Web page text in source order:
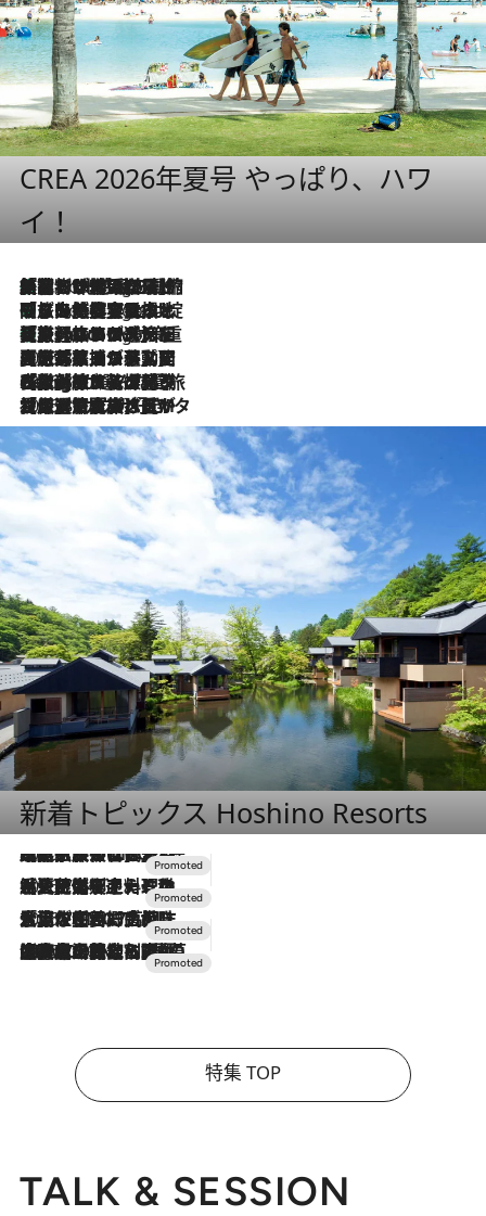
CREA 2026年夏号 やっぱり、ハワ
イ！
9 Hours Ago
「荷物が増えるほど旅ストレスは増す」美容ジャーナリストがたどり着いた最終結論。“化粧品を劇的に減らす”感動の凝縮美容とは
9 Hours Ago
「旅先には金髪ウィッグを持参」日本と同じメイクでは損してる!? 美容ジャーナリストが提案する“掟破りの旅美容”とは
9 Hours Ago
【厳選旅コスメ】「身軽さ＆UV対策重視！」ヘアアーティストshucoが選んだ夏旅ベストコスメを発表【Mサイズジップ】
2026.8.5
【厳選旅コスメ】国内をあちこち移動する河井菜摘が選んだ夏旅ベストコスメ発表！「リラックスアイテムはマスト」【Mサイズジップ】
2026.8.4
【厳選旅コスメ】「紫外線＆乾燥対策しながらメイク感も！」ヘア＆メイクGeorgeが選んだ夏旅ベストコスメを発表！【Mサイズジップ】
2026.8.3
【厳選旅コスメ】「保湿もタイパ重視！」“サウナ好き”タレント清水みさとが愛用する夏旅ベストコスメを発表！【Mサイズジップ】
新着トピックス Hoshino Resorts
2026.7.31
【ホテル帰省】という選択肢をOMOが提案。家族とほどよい距離を保つには「昼は実家、夜は気兼ねなくホテルで！」
2026.7.24
【夏限定ディナーコース】旬を迎える稚鮎や花ズッキーニなどをイタリア・トスカーナの郷土料理の手法で満喫！
2026.7.17
「土佐和ハーブかき氷」がOMO7高知に登場！生姜、山椒、大葉など目にも舌にも涼を呼ぶ郷土の味
2026.7.10
NEW OPEN！【界 草津】名湯の地に誕生。趣の異なる2種の温泉と上州ならではの会席・蕎麦割烹など美食を味わう究極の癒やし旅
特集 TOP
TALK & SESSION